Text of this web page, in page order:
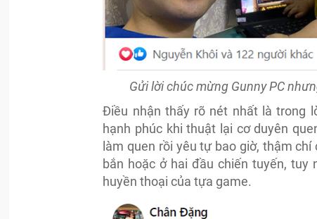
Gửi lời chúc mừng Gunny PC
Điều nhận thấy rõ nét nhất là trong
hạnh phúc khi thuật lại cơ duyên
làm quen rồi yêu tự bao giờ, thậm
bắn hoặc ở hai đầu chiến tuyến,
huyền thoại của tựa game.